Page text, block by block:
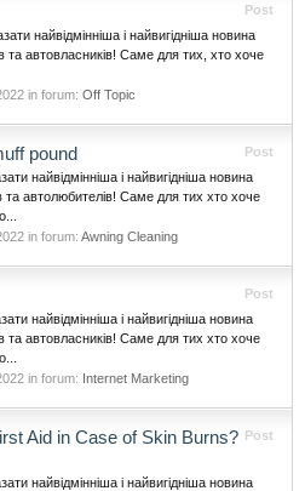
Post
найвідмінніша і найвигідніша новина
та автовласників! Саме для тих, хто хоче
in forum: Off Topic
Post
pound
найвідмінніша і найвигідніша новина
та автолюбителів! Саме для тих хто хоче
in forum: Awning Cleaning
Post
найвідмінніша і найвигідніша новина
та автовласників! Саме для тих хто хоче
in forum: Internet Marketing
Post
Aid in Case of Skin Burns?
найвідмінніша і найвигідніша новина